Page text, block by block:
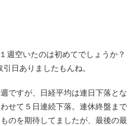
週空いたのは初めてでしょうか？
日ありましたもんね。
ですが、日経平均は連日下落とな
せて５日連続下落。連休終盤まで
のを期待してましたが、最後の最